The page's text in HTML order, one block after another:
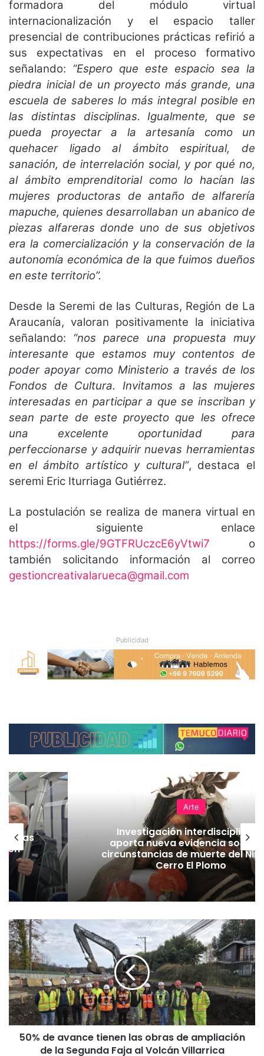
formadora del módulo virtual
internacionalización y el espacio taller
presencial de contribuciones prácticas refirió a
sus expectativas en el proceso formativo
señalando: “Espero que este espacio sea la
piedra inicial de un proyecto más grande, una
escuela de saberes lo más integral posible en
las distintas disciplinas. Igualmente, que se
pueda proyectar a la artesanía como un
quehacer ligado al ámbito espiritual, de
sanación, de interrelación social, y por qué no,
al ámbito emprenditorial como lo hacían las
mujeres productoras de antaño de alfarería
mapuche, quienes desarrollaban un abanico de
piezas alfareras donde uno de sus objetivos
era la comercialización y la conservación de la
autonomía económica de la que fuimos dueños
en este territorio”.
Desde la Seremi de las Culturas, Región de La
Araucanía, valoran positivamente la iniciativa
señalando: “nos parece una propuesta muy
interesante que estamos muy contentos de
poder apoyar como Ministerio a través de los
Fondos de Cultura. Invitamos a las mujeres
interesadas en participar a que se inscriban y
sean parte de este proyecto que les ofrece
una excelente oportunidad para
perfeccionarse y adquirir nuevas herramientas
en el ámbito artístico y cultural”, destaca el
seremi Eric Iturriaga Gutiérrez.
La postulación se realiza de manera virtual en
el siguiente enlace
https://forms.gle/9GTFRUczcE6yVtwi7 o
también solicitando información al correo
gestioncreativalarueca@gmail.com
Publicidad
vías
Arte
Investigación
aporta nueva evidencia sobre
circunstancias de muerte del
Cerro El Plomo
5
0
%
d
e
a
v
a
n
50% de avance tienen las obras de ampliación
de la Segunda Faja al Volcán Villarrica